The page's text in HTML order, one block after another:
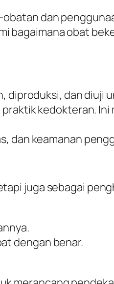
dan
bagaimana obat
diproduksi, dan diuji
kedokteran.
dan keamanan
juga sebagai
dengan benar.